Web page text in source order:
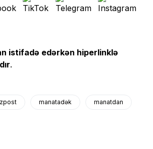
istifadə edərkən hiperlinklə
.
manatadək manatdan